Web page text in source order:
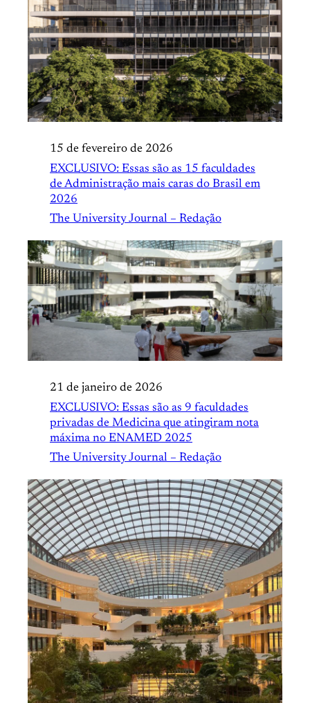
15 de fevereiro de 2026
EXCLUSIVO: Essas são as 15 faculdades
de Administração mais caras do Brasil em
2026
The University Journal – Redação
21 de janeiro de 2026
EXCLUSIVO: Essas são as 9 faculdades
privadas de Medicina que atingiram nota
máxima no ENAMED 2025
The University Journal – Redação